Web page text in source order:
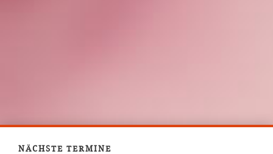
NÄCHSTE TERMINE